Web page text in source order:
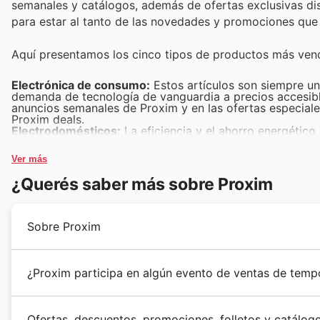
semanales y catálogos, además de ofertas exclusivas
para estar al tanto de las novedades y promociones
Aquí presentamos los cinco tipos de productos más
Electrónica de consumo: Estos artículos son siempre
demanda de tecnología de vanguardia a precios
anuncios semanales de Proxim y en las ofertas
Proxim deals.
Electrodomésticos: La eficiencia y el ahorro
oportunidades en su catálogo de Black Friday,
lavandería.
Artículos de hogar y decoración:
La búsqueda de
para transformar cualquier espacio. La demanda es
quienes buscan renovar su guardarropa o encontrar
presentan una selección irresistible con descuentos que
deals, haciendo de Proxim el destino ideal para
Ver más
¿Querés saber más sobre Proxim
Sobre Proxim
los hogares. Desde sus inicios, su evolución ha
variedad, consolidándose como un referente
caracteriza por una apuesta decidida por la
¿Proxim participa en algún evento de ventas de